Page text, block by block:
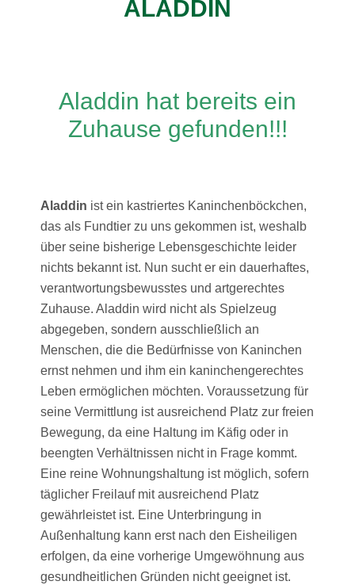
ALADDIN
Aladdin hat bereits ein
Zuhause gefunden!!!
Aladdin ist ein kastriertes Kaninchenböckchen,
das als Fundtier zu uns gekommen ist, weshalb
über seine bisherige Lebensgeschichte leider
nichts bekannt ist. Nun sucht er ein dauerhaftes,
verantwortungsbewusstes und artgerechtes
Zuhause. Aladdin wird nicht als Spielzeug
abgegeben, sondern ausschließlich an
Menschen, die die Bedürfnisse von Kaninchen
ernst nehmen und ihm ein kaninchengerechtes
Leben ermöglichen möchten. Voraussetzung für
seine Vermittlung ist ausreichend Platz zur freien
Bewegung, da eine Haltung im Käfig oder in
beengten Verhältnissen nicht in Frage kommt.
Eine reine Wohnungshaltung ist möglich, sofern
täglicher Freilauf mit ausreichend Platz
gewährleistet ist. Eine Unterbringung in
Außenhaltung kann erst nach den Eisheiligen
erfolgen, da eine vorherige Umgewöhnung aus
gesundheitlichen Gründen nicht geeignet ist.